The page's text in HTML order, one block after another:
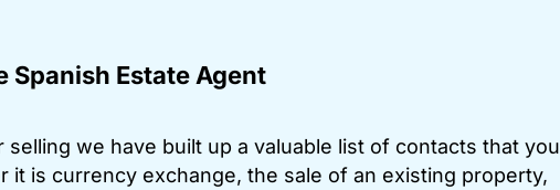
Spanish Estate Agent
we have built up a valuable list of contacts that you
it is currency exchange, the sale of an existing property,